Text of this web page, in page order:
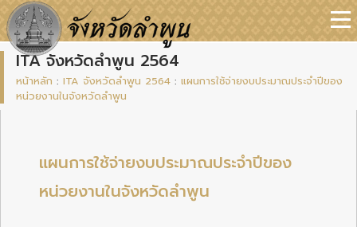
ITA จังหวัดลำพูน 2564
หน้าหลัก : ITA จังหวัดลำพูน 2564 : แผนการใช้จ่ายงบประมาณประจำปีของ
หน่วยงานในจังหวัดลำพูน
แผนการใช้จ่ายงบประมาณประจำปีของ
หน่วยงานในจังหวัดลำพูน